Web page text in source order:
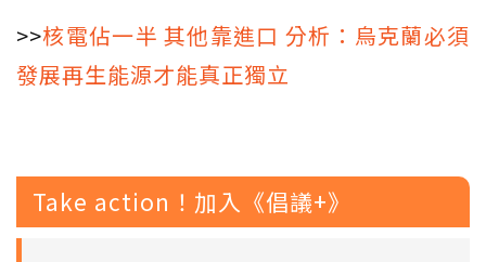
>>核電佔一半 其他靠進口 分析：烏克蘭必須
發展再生能源才能真正獨立
Take action！加入《倡議+》